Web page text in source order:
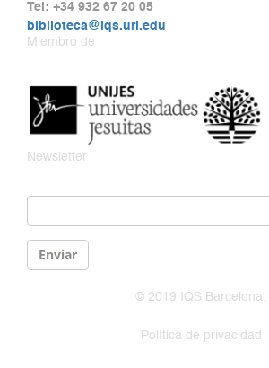
Tel: +34 932 67 20 05
biblioteca@iqs.url.edu
Miembro de
Newsletter
Enviar
© 2019 IQS Barcelona.
Política de privacidad